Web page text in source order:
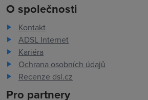
O společnosti
Kontakt
ADSL Internet
Kariéra
Ochrana osobních údajů
Recenze dsl.cz
Pro partnery